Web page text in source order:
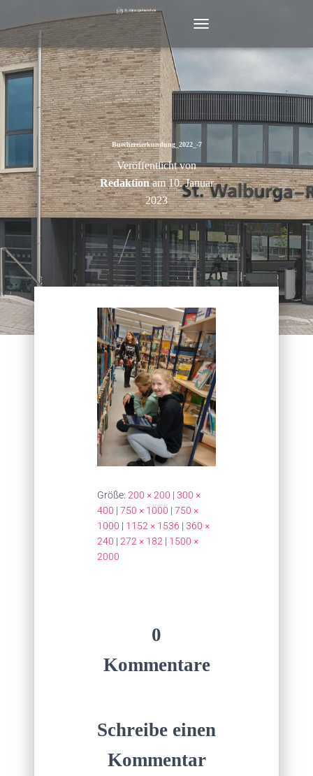
A
A
T
O
U
M
S
C
H
E
N
Buechereierkundung_2022_-7
Veröffentlicht von
Redaktionam10. Januar
2023
Größe: 200 × 200 | 300 ×
400 | 750 × 1000 | 750 ×
1000 | 1152 × 1536 | 360 ×
240 | 272 × 182 | 1500 ×
2000
0
Kommentare
Schreibe einen
Kommentar